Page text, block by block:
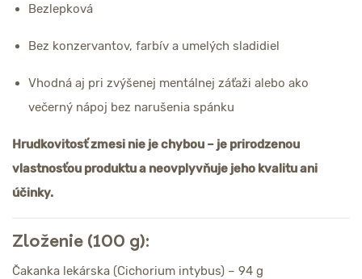
Bezlepková
Bez konzervantov, farbív a umelých sladidiel
Vhodná aj pri zvýšenej mentálnej záťaži alebo ako
večerný nápoj bez narušenia spánku
Hrudkovitosť zmesi nie je chybou – je prirodzenou
vlastnosťou produktu a neovplyvňuje jeho kvalitu ani
účinky.
Zloženie (100 g):
Čakanka lekárska (Cichorium intybus) – 94 g